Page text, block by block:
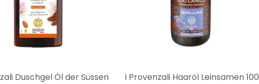
Duschgel Öl der Süssen
I Provenzali Haaröl Leinsamen 100